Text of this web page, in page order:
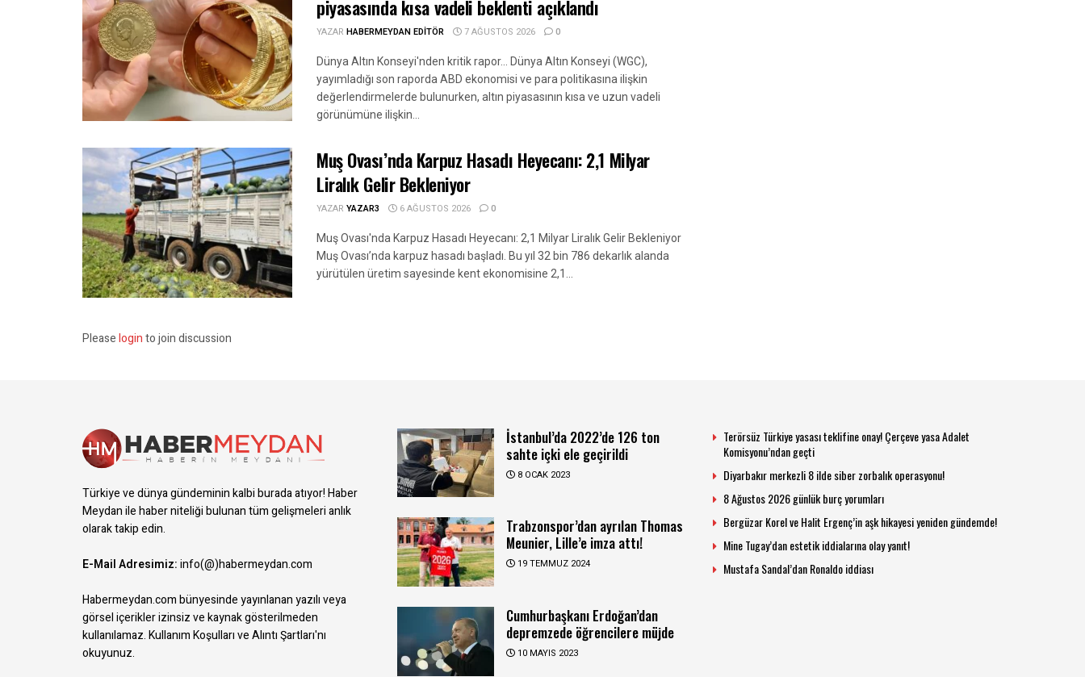
piyasasında kısa vadeli beklenti açıklandı
YAZAR HABERMEYDAN EDITÖR 7 AĞUSTOS 2026 0
Dünya Altın Konseyi'nden kritik rapor... Dünya Altın Konseyi (WGC),
yayımladığı son raporda ABD ekonomisi ve para politikasına ilişkin
değerlendirmelerde bulunurken, altın piyasasının kısa ve uzun vadeli
görünümüne ilişkin...
Muş Ovası’nda Karpuz Hasadı Heyecanı: 2,1 Milyar
Liralık Gelir Bekleniyor
YAZAR YAZAR3 6 AĞUSTOS 2026 0
Muş Ovası'nda Karpuz Hasadı Heyecanı: 2,1 Milyar Liralık Gelir Bekleniyor
Muş Ovası’nda karpuz hasadı başladı. Bu yıl 32 bin 786 dekarlık alanda
yürütülen üretim sayesinde kent ekonomisine 2,1...
Pleaseloginto join discussion
Türkiye ve dünya gündeminin kalbi burada atıyor! Haber
Meydan ile haber niteliği bulunan tüm gelişmeleri anlık
olarak takip edin.
E-Mail Adresimiz:info(@)habermeydan.com
Habermeydan.com bünyesinde yayınlanan yazılı veya
görsel içerikler izinsiz ve kaynak gösterilmeden
kullanılamaz.Kullanım Koşulları ve Alıntı Şartları'nı
okuyunuz.
İstanbul’da 2022’de 126 ton
sahte içki ele geçirildi
8 OCAK 2023
Trabzonspor’dan ayrılan Thomas
Meunier, Lille’e imza attı!
19 TEMMUZ 2024
Cumhurbaşkanı Erdoğan’dan
depremzede öğrencilere müjde
10 MAYIS 2023
Terörsüz Türkiye yasası teklifine onay! Çerçeve yasa Adalet
Komisyonu’ndan geçti
Diyarbakır merkezli 8 ilde siber zorbalık operasyonu!
8 Ağustos 2026 günlük burç yorumları
Bergüzar Korel ve Halit Ergenç’in aşk hikayesi yeniden gündemde!
Mine Tugay’dan estetik iddialarına olay yanıt!
Mustafa Sandal’dan Ronaldo iddiası